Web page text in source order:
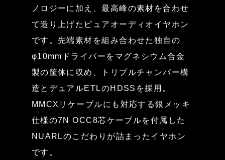
ノロジーに加え、最高峰の素材を合わせ
て造り上げたピュアオーディオイヤホン
です。先端素材を組み合わせた独自の
φ10mmドライバーをマグネシウム合金
製の筐体に収め、トリプルチャンバー構
造とデュアルETLのHDSSを採用。
MMCXリケーブルにも対応する銀メッキ
仕様の7N OCC8芯ケーブルを付属した
NUARLのこだわりが詰まったイヤホン
です。